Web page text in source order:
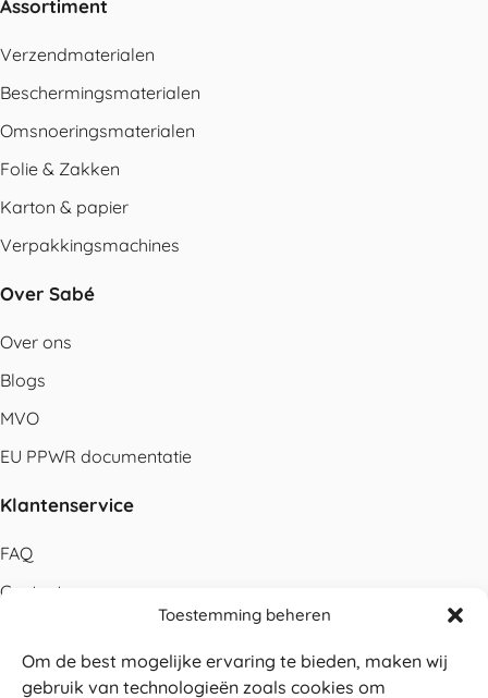
Toestemming beheren
Om de best mogelijke ervaring te bieden, maken wij
gebruik van technologieën zoals cookies om
Assortiment
Verzendmaterialen
Beschermingsmaterialen
Omsnoeringsmaterialen
Folie & Zakken
Karton & papier
Verpakkingsmachines
Over Sabé
Over ons
Blogs
MVO
EU PPWR documentatie
Klantenservice
FAQ
Contact
Betalen